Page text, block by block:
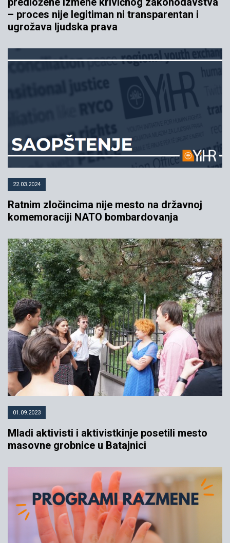
– proces nije legitiman ni transparentan i
ugrožava ljudska prava
22.03.2024
Ratnim zločincima nije mesto na državnoj
komemoraciji NATO bombardovanja
01.09.2023
Mladi aktivisti i aktivistkinje posetili mesto
masovne grobnice u Batajnici